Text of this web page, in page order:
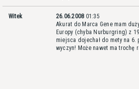
Witek 26.06.2008 01:35
Akurat do Marca Gene mam
Europy (chyba Nurburgring) z
miejsca dojechał do mety na 6.
wyczyn! Może nawet ma trochę